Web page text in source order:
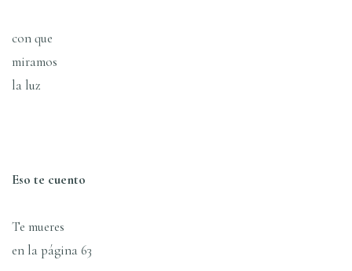
con que
miramos
la luz
Eso te cuento
Te mueres
en la página 63